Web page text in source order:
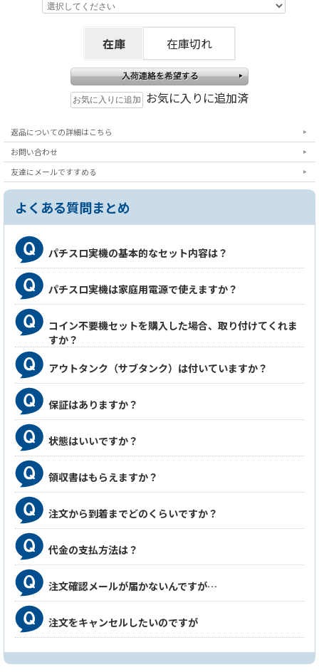
在庫 在庫切れ
お気に入りに追加済
返品についての詳細はこちら
お問い合わせ
友達にメールですすめる
よくある質問まとめ
パチスロ実機の基本的なセット内容は？
パチスロ実機は家庭用電源で使えますか？
コイン不要機セットを購入した場合、取り付けてくれま
すか？
アウトタンク（サブタンク）は付いていますか？
保証はありますか？
状態はいいですか？
領収書はもらえますか？
注文から到着までどのくらいですか？
代金の支払方法は？
注文確認メールが届かないんですが…
注文をキャンセルしたいのですが